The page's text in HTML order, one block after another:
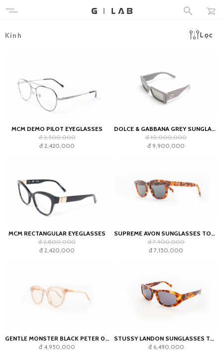
Kính Lọc
MCM DEMO PILOT EYEGLASSES
đ 2,500,000
đ 2,420,000
DOLCE & GABBANA GREY SUNGLASSES
đ 10,000,000
đ 9,900,000
MCM RECTANGULAR EYEGLASSES
đ 2,800,000
đ 2,420,000
SUPREME AVON SUNGLASSES TORTOISE
đ 7,900,000
đ 7,150,000
GENTLE MONSTER BLACK PETER 01 SUNGLASSES - NUT
đ 4,950,000
STUSSY LANDON SUNGLASSES TORTOISE
đ 6,490,000